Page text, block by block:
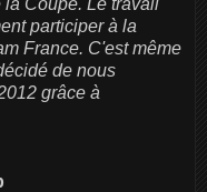
participer à la
France. C'est même
de nous
grâce à